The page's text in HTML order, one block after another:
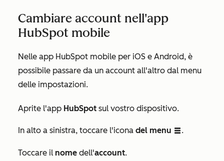
Cambiare account nell'app
HubSpot mobile
Nelle app HubSpot mobile per iOS e Android, è
possibile passare da un account all'altro dal menu
delle impostazioni.
Aprite l'app HubSpot sul vostro dispositivo.
In alto a sinistra, toccare l'icona del menu listView.
Toccare il nome dell'account.